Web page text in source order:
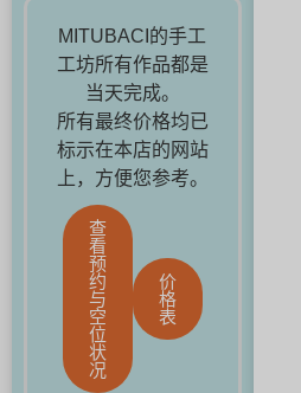
MITUBACI的手工
工坊所有作品都是
当天完成。
所有最终价格均已
标示在本店的网站
上，方便您参考。
查
看
预
约
与
空
位
状
况
价
格
表